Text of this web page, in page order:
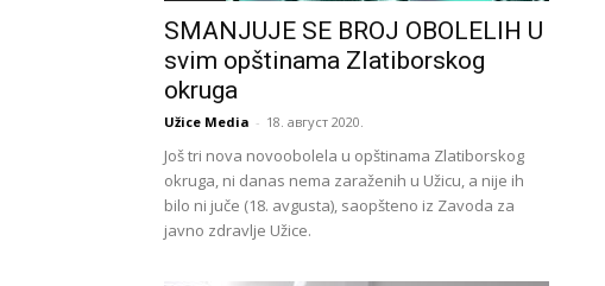
SMANJUJE SE BROJ OBOLELIH U
svim opštinama Zlatiborskog
okruga
Užice Media - 18. август 2020.
Još tri nova novoobolela u opštinama Zlatiborskog
okruga, ni danas nema zaraženih u Užicu, a nije ih
bilo ni juče (18. avgusta), saopšteno iz Zavoda za
javno zdravlje Užice.